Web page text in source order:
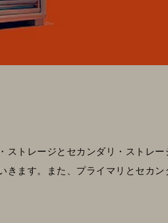
トレージとセカンダリ・ストレ
ます。また、プライマリとセカ